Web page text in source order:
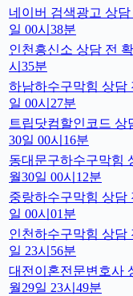
네이버 검색광고 상
일 00시38분
인천흥신소 상담 전
시35분
하남하수구막힘 상담
일 00시27분
트립닷컴할인코드 상
30일 00시16분
동대문구하수구막힘
월30일 00시12분
중랑하수구막힘 상담
일 00시01분
인천하수구막힘 상담
일 23시56분
대전이혼전문변호사
월29일 23시49분